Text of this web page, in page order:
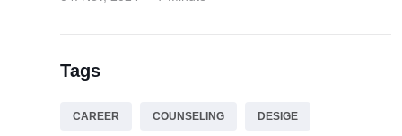
Tags
CAREER COUNSELING DESIGE